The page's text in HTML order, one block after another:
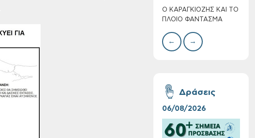
Τακτική συνεδρίαση
Δημοτικής
Επιτροπής στις 10-
08-2026
Επαναλειτουργία
του συστήματος
Ο ΚΑΡΑΓΚΙΟΖΗΣ ΚΑΙ ΤΟ
ΠΛΟΙΟ ΦΑΝΤΑΣΜΑ
← →
Δράσεις
06/08/2026